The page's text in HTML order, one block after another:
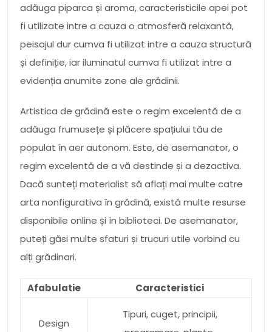
adăuga piparca și aroma, caracteristicile apei pot
fi utilizate intre a cauza o atmosferă relaxantă,
peisajul dur cumva fi utilizat intre a cauza structură
și definiție, iar iluminatul cumva fi utilizat intre a
evidenția anumite zone ale grădinii.
Artistica de grădină este o regim excelentă de a
adăuga frumusețe și plăcere spațiului tău de
populat în aer autonom. Este, de asemanator, o
regim excelentă de a vă destinde și a dezactiva.
Dacă sunteți materialist să aflați mai multe catre
arta nonfigurativa în grădină, există multe resurse
disponibile online și în biblioteci. De asemanator,
puteți găsi multe sfaturi și trucuri utile vorbind cu
alți grădinari.
Afabulatie Caracteristici
Design
Tipuri, cuget, principii,